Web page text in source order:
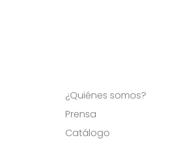
¿Quiénes somos?
Prensa
Catálogo